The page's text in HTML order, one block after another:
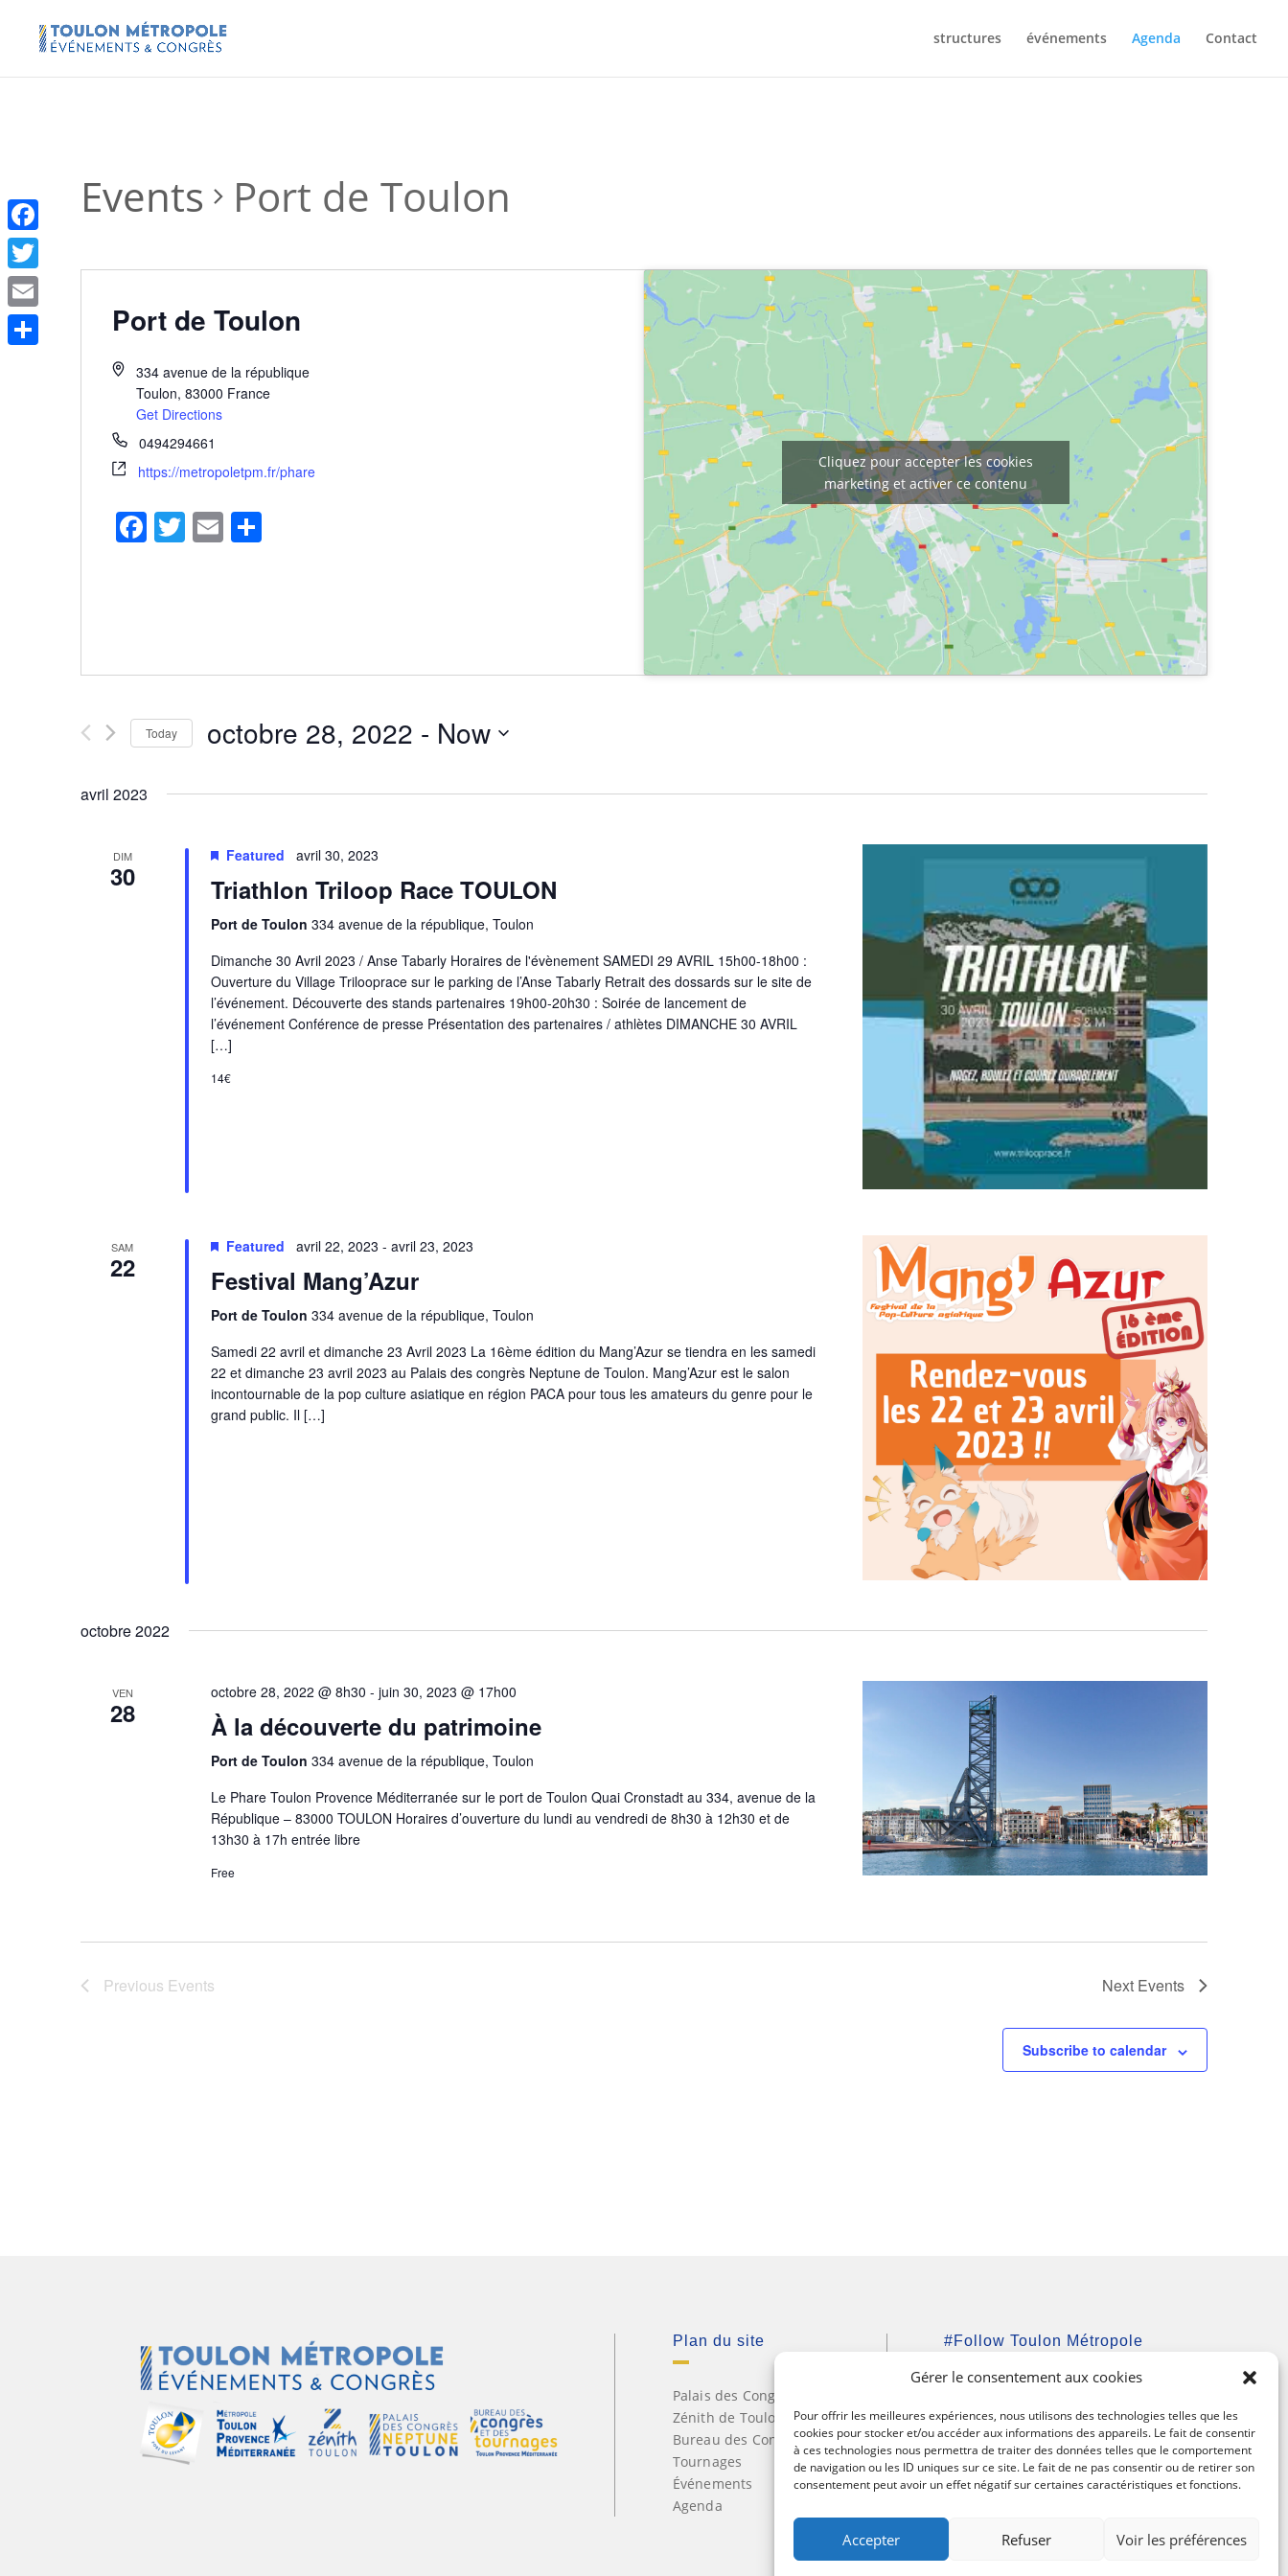
Gérer le consentement aux cookies
Pour offrir les meilleures expériences, nous utilisons des technologies telles que les
cookies pour stocker et/ou accéder aux informations des appareils. Le fait de consentir
à ces technologies nous permettra de traiter des données telles que le comportement
de navigation ou les ID uniques sur ce site. Le fait de ne pas consentir ou de retirer son
consentement peut avoir un effet négatif sur certaines caractéristiques et fonctions.
Accepter Refuser Voir les préférences
structures événements Agenda Contact
Events Port de Toulon
Port de Toulon
334 avenue de la république
Toulon, 83000 France
Get Directions
0494294661
https://metropoletpm.fr/phare
Facebook
Twitter
Email
Cliquez pour accepter les cookies
marketing et activer ce contenu
Today octobre 28, 2022 - Now
avril 2023
DIM
30
Featured avril 30, 2023
Triathlon Triloop Race TOULON
Port de Toulon 334 avenue de la république, Toulon
Dimanche 30 Avril 2023 / Anse Tabarly Horaires de l'évènement SAMEDI 29 AVRIL 15h00-18h00 :
Ouverture du Village Trilooprace sur le parking de l’Anse Tabarly Retrait des dossards sur le site de
l’événement. Découverte des stands partenaires 19h00-20h30 : Soirée de lancement de
l’événement Conférence de presse Présentation des partenaires / athlètes DIMANCHE 30 AVRIL
[…]
14€
SAM
22
Featured avril 22, 2023 - avril 23, 2023
Festival Mang’Azur
Port de Toulon 334 avenue de la république, Toulon
Samedi 22 avril et dimanche 23 Avril 2023 La 16ème édition du Mang’Azur se tiendra en les samedi
22 et dimanche 23 avril 2023 au Palais des congrès Neptune de Toulon. Mang’Azur est le salon
incontournable de la pop culture asiatique en région PACA pour tous les amateurs du genre pour le
grand public. Il […]
octobre 2022
VEN
28
octobre 28, 2022 @ 8h30 - juin 30, 2023 @ 17h00
À la découverte du patrimoine
Port de Toulon 334 avenue de la république, Toulon
Le Phare Toulon Provence Méditerranée sur le port de Toulon Quai Cronstadt au 334, avenue de la
République – 83000 TOULON Horaires d’ouverture du lundi au vendredi de 8h30 à 12h30 et de
13h30 à 17h entrée libre
Free
Previous Events Next Events
Subscribe to calendar
Plan du site
Palais des Congrès Neptune
Zénith de Toulon
Bureau des Congrès et des
Tournages
Événements
Agenda
#Follow Toulon Métropole
Facebook
Twitter
Email